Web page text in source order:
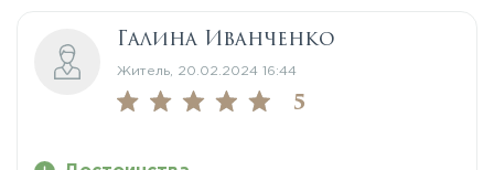
Галина Иванченко
Житель, 20.02.2024 16:44
5